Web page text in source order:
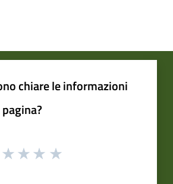
chiare le informazioni